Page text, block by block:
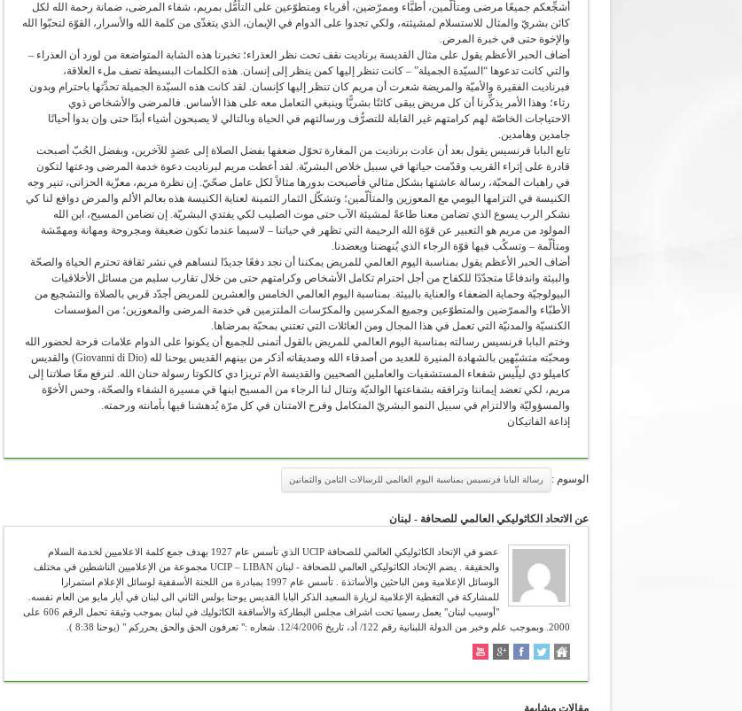
أُشجِّعكم جميعًا مرضى ومتألّمين، أطبَّاء وممرّضين، أقرباء ومتطوّعين على التأمُّل بمريم، شفاء المرضى، ضمانة رحمة الله لكل
كائن بشريّ والمثال للاستسلام لمشيئته، ولكي تجدوا على الدوام في الإيمان، الذي يتغذّى من كلمة الله والأسرار، القوّة لتحبّوا الله
والإخوة حتى في خبرة المرض.
أضاف الحبر الأعظم يقول على مثال القديسة برناديت نقف تحت نظر العذراء؛ تخبرنا هذه الشابة المتواضعة من لورد أن العذراء –
والتي كانت تدعوها “السيّدة الجميلة” – كانت تنظر إليها كمن ينظر إلى إنسان. هذه الكلمات البسيطة تصف ملء العلاقة،
فبرناديت الفقيرة والأميّة والمريضة شعرت أن مريم كان تنظر إليها كإنسان. لقد كانت هذه السيّدة الجميلة تحدِّثها باحترام وبدون
رثاء؛ وهذا الأمر يذكِّرنا أن كل مريض يبقى كائنًا بشريًّا وينبغي التعامل معه على هذا الأساس. فالمرضى والأشخاص ذوي
الاحتياجات الخاصّة لهم كرامتهم غير القابلة للتصرُّف ورسالتهم في الحياة وبالتالي لا يصبحون أشياء أبدًا حتى وإن بدوا أحيانًا
جامدين وهامدين.
تابع البابا فرنسيس يقول بعد أن عادت برناديت من المغارة تحوّل ضعفها بفضل الصلاة إلى عضدٍ للآخرين، وبفضل الحُبّ أصبحت
قادرة على إثراء القريب وقدّمت حياتها في سبيل خلاص البشريّة. لقد أعطت مريم لبرناديت دعوة خدمة المرضى ودعتها لتكون
في راهبات المحبّة، رسالة عاشتها بشكل مثالي فأصبحت بدورها مثالاً لكل عامل صحّيّ. إن نظرة مريم، معزّية الحزانى، تنير وجه
الكنيسة في التزامها اليومي مع المعوزين والمتألّمين؛ وتشكّل الثمار الثمينة لعناية الكنيسة هذه بعالم الألم والمرض دوافع لنا كي
نشكر الرب يسوع الذي تضامن معنا طاعةً لمشيئة الآب حتى موت الصليب لكي يفتدي البشريّة. إن تضامن المسيح، ابن الله
المولود من مريم هو التعبير عن قوّة الله الرحيمة التي تظهر في حياتنا – لاسيما عندما تكون ضعيفة ومجروحة ومهانة ومهمّشة
ومتألّمة – وتسكُب فيها قوّة الرجاء الذي يُنهضنا ويعضدنا.
أضاف الحبر الأعظم يقول بمناسبة اليوم العالمي للمريض يمكننا أن نجد دفعًا جديدًا لنساهم في نشر ثقافة تحترم الحياة والصحّة
والبيئة واندفاعًا متجدّدًا للكفاح من أجل احترام تكامل الأشخاص وكرامتهم حتى من خلال تقارب سليم من مسائل الأخلاقيات
البيولوجيّة وحماية الضعفاء والعناية بالبيئة. بمناسبة اليوم العالمي الخامس والعشرين للمريض أجدّد قربي بالصلاة والتشجيع من
الأطبّاء والممرّضين والمتطوّعين وجميع المكرسين والمكرّسات الملتزمين في خدمة المرضى والمعوزين؛ من المؤسسات
الكنسيّة والمدنيّة التي تعمل في هذا المجال ومن العائلات التي تعتني بمحبّة بمرضاها.
وختم البابا فرنسيس رسالته بمناسبة اليوم العالمي للمريض بالقول أتمنى للجميع أن يكونوا على الدوام علامات فرحة لحضور الله
ومحبّته متشبّهين بالشهادة المنيرة للعديد من أصدقاء الله وصديقاته أذكر من بينهم القديس يوحنا لله (Giovanni di Dio) والقديس
كاميلو دي ليلّيس شفعاء المستشفيات والعاملين الصحيين والقديسة الأم تريزا دي كالكوتا رسولة حنان الله. لنرفع معًا صلاتنا إلى
مريم، لكي تعضد إيماننا وترافقه بشفاعتها الوالديّة وتنال لنا الرجاء من المسيح ابنها في مسيرة الشفاء والصحّة، وحس الأخوّة
والمسؤوليّة والالتزام في سبيل النمو البشريّ المتكامل وفرح الامتنان في كل مرّة يُدهشنا فيها بأمانته ورحمته.
إذاعة الفاتيكان
الوسوم : رسالة البابا فرنسيس بمناسبة اليوم العالمي للرسالات الثامن والثمانين
عن الاتحاد الكاثوليكي العالمي للصحافة - لبنان
عضو في الإتحاد الكاثوليكي العالمي للصحافة UCIP الذي تأسس عام 1927 بهدف جمع كلمة الاعلاميين لخدمة السلام
والحقيقة . يضم الإتحاد الكاثوليكي العالمي للصحافة - لبنان UCIP – LIBAN مجموعة من الإعلاميين الناشطين في مختلف
الوسائل الإعلامية ومن الباحثين والأساتذة . تأسس عام 1997 بمبادرة من اللجنة الأسقفية لوسائل الإعلام استمرارا
للمشاركة في التغطية الإعلامية لزيارة السعيد الذكر البابا القديس يوحنا بولس الثاني الى لبنان في أيار مايو من العام نفسه.
"أوسيب لبنان" يعمل رسميا تحت اشراف مجلس البطاركة والأساقفة الكاثوليك في لبنان بموجب وثيقة تحمل الرقم 606 على
2000. وبموجب علم وخبر من الدولة اللبنانية رقم 122/ أد، تاريخ 12/4/2006. شعاره :" تعرفون الحق والحق يحرركم " (يوحنا 8:38 ).
مقالات مشابهة